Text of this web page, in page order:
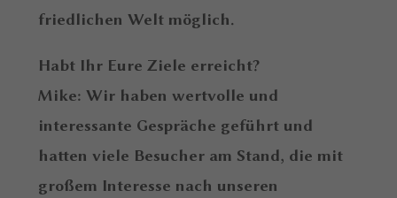
friedlichen Welt möglich.
Habt Ihr Eure Ziele erreicht?
Mike: Wir haben wertvolle und
interessante Gespräche geführt und
hatten viele Besucher am Stand, die mit
großem Interesse nach unseren